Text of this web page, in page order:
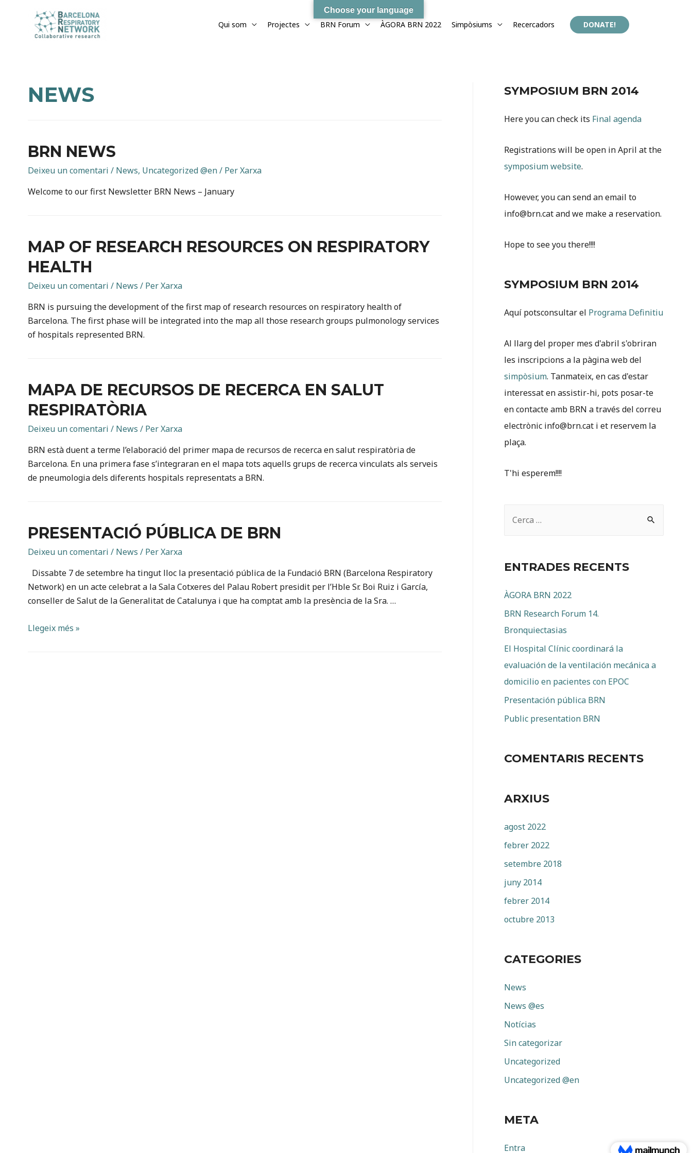
Qui som Projectes BRN Forum ÀGORA BRN 2022 Simpòsiums Recercadors DONATE!
NEWS
BRN NEWS
Deixeu un comentari / News, Uncategorized @en/ PerXarxa
Welcome to our first Newsletter BRN News – January
MAP OF RESEARCH RESOURCES ON RESPIRATORY
HEALTH
Deixeu un comentari / News / PerXarxa
BRN is pursuing the development of the first map of research resources on respiratory health of
Barcelona. The first phase will be integrated into the map all those research groups pulmonology services
of hospitals represented BRN.
MAPA DE RECURSOS DE RECERCA EN SALUT
RESPIRATÒRIA
Deixeu un comentari / News / PerXarxa
BRN està duent a terme l’elaboració del primer mapa de recursos de recerca en salut respiratòria de
Barcelona. En una primera fase s’integraran en el mapa tots aquells grups de recerca vinculats als serveis
de pneumologia dels diferents hospitals representats a BRN.
PRESENTACIÓ PÚBLICA DE BRN
Deixeu un comentari / News / PerXarxa
Dissabte 7 de setembre ha tingut lloc la presentació pública de la Fundació BRN (Barcelona Respiratory
Network) en un acte celebrat a la Sala Cotxeres del Palau Robert presidit per l’Hble Sr. Boi Ruiz i García,
conseller de Salut de la Generalitat de Catalunya i que ha comptat amb la presència de la Sra. …
Presentació
Llegeix més »
SYMPOSIUM BRN 2014
Here you can check its Final agenda
Registrations will be open in April at the
symposium website.
However, you can send an email to
info@brn.cat and we make a reservation.
Hope to see you there!!!!
SYMPOSIUM BRN 2014
Aquí potsconsultar el Programa Definitiu
Al llarg del proper mes d'abril s'obriran
les inscripcions a la pàgina web del
simpòsium. Tanmateix, en cas d'estar
interessat en assistir-hi, pots posar-te
en contacte amb BRN a través del correu
electrònic info@brn.cat i et reservem la
plaça.
T'hi esperem!!!!
c
:
ENTRADES RECENTS
ÀGORA BRN 2022
BRN Research Forum 14.
Bronquiectasias
El Hospital Clínic coordinará la
evaluación de la ventilación mecánica a
domicilio en pacientes con EPOC
Presentación pública BRN
Public presentation BRN
COMENTARIS RECENTS
ARXIUS
agost 2022
febrer 2022
setembre 2018
juny 2014
febrer 2014
octubre 2013
CATEGORIES
News
News @es
Notícias
Sin categorizar
Uncategorized
Uncategorized @en
META
Entra
Choose your language